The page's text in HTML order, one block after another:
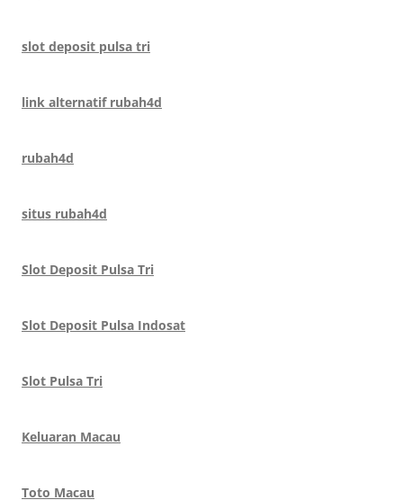
slot deposit pulsa tri
link alternatif rubah4d
rubah4d
situs rubah4d
Slot Deposit Pulsa Tri
Slot Deposit Pulsa Indosat
Slot Pulsa Tri
Keluaran Macau
Toto Macau